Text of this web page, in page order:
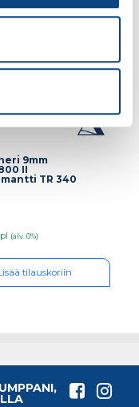
9mm
II
TR 340
(alv. 0%)
tilauskoriin